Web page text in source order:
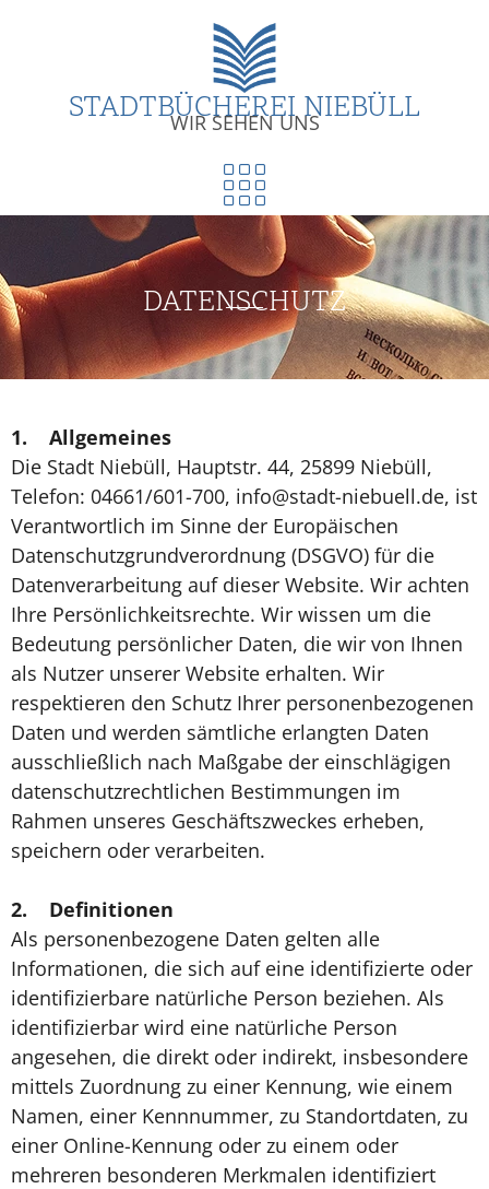
STADTBÜCHEREI NIEBÜLL
WIR SEHEN UNS
DATENSCHUTZ
1. Allgemeines
Die Stadt Niebüll, Hauptstr. 44, 25899 Niebüll,
Telefon: 04661/601-700, info@stadt-niebuell.de, ist
Verantwortlich im Sinne der Europäischen
Datenschutzgrundverordnung (DSGVO) für die
Datenverarbeitung auf dieser Website. Wir achten
Ihre Persönlichkeitsrechte. Wir wissen um die
Bedeutung persönlicher Daten, die wir von Ihnen
als Nutzer unserer Website erhalten. Wir
respektieren den Schutz Ihrer personenbezogenen
Daten und werden sämtliche erlangten Daten
ausschließlich nach Maßgabe der einschlägigen
datenschutzrechtlichen Bestimmungen im
Rahmen unseres Geschäftszweckes erheben,
speichern oder verarbeiten.
2. Definitionen
Als personenbezogene Daten gelten alle
Informationen, die sich auf eine identifizierte oder
identifizierbare natürliche Person beziehen. Als
identifizierbar wird eine natürliche Person
angesehen, die direkt oder indirekt, insbesondere
mittels Zuordnung zu einer Kennung, wie einem
Namen, einer Kennnummer, zu Standortdaten, zu
einer Online-Kennung oder zu einem oder
mehreren besonderen Merkmalen identifiziert